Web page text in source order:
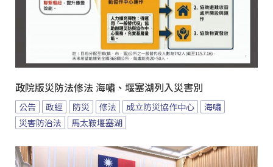
政院版災防法修法 海嘯、堰塞湖列入災害別
公告 政經 防災 修法 成立防災協作中心
海嘯
災害防治法
馬太鞍堰塞湖